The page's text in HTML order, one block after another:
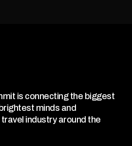
is connecting the biggest
minds and
industry around the